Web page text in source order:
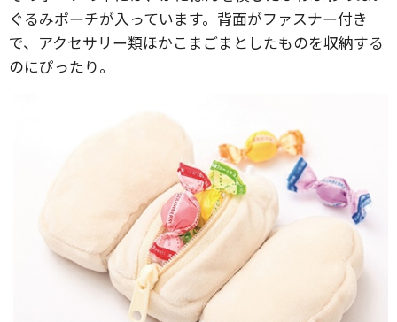
ぐるみポーチが入っています。背面がファスナー付き
で、アクセサリー類ほかこまごまとしたものを収納する
のにぴったり。